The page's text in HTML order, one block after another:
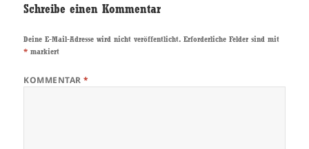
Schreibe einen Kommentar
Deine E-Mail-Adresse wird nicht veröffentlicht. Erforderliche Felder sind mit
* markiert
KOMMENTAR*